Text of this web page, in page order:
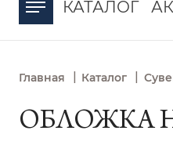
КАТАЛОГ
Главная | Каталог |
ОБЛОЖКА